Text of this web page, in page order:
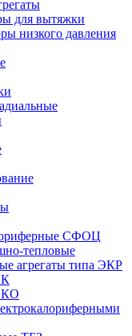
для вытяжки
низкого давления
СФОЦ
тепловые
агрегаты типа ЭКР